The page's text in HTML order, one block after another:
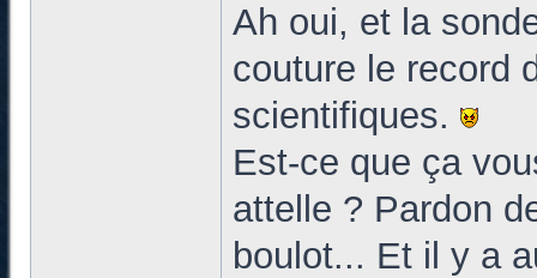
Ah oui, et la
couture le record
scientifiques.
Est-ce que ça
attelle ? Pardon
boulot... Et il y a